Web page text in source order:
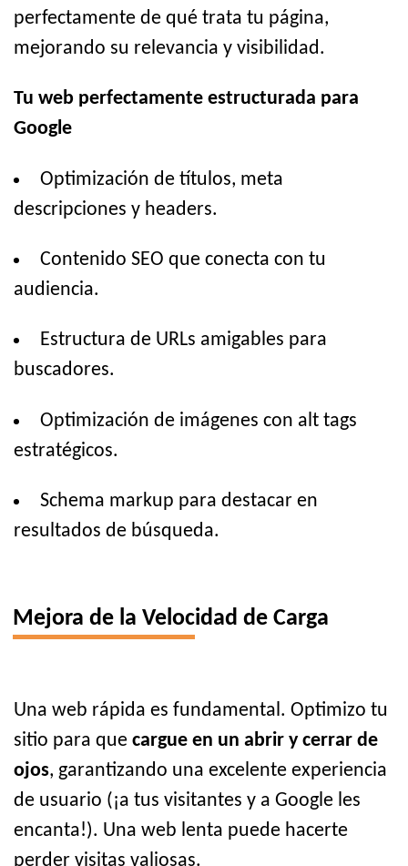
perfectamente de qué trata tu página,
mejorando su relevancia y visibilidad.
Tu web perfectamente estructurada para
Google
Optimización de títulos, meta
descripciones y headers.
Contenido SEO que conecta con tu
audiencia.
Estructura de URLs amigables para
buscadores.
Optimización de imágenes con alt tags
estratégicos.
Schema markup para destacar en
resultados de búsqueda.
Mejora de la Velocidad de Carga
Una web rápida es fundamental. Optimizo tu
sitio para que cargue en un abrir y cerrar de
ojos, garantizando una excelente experiencia
de usuario (¡a tus visitantes y a Google les
encanta!). Una web lenta puede hacerte
perder visitas valiosas.